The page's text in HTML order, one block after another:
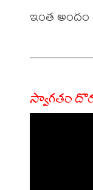
ఇంత అందం
స్వాగతం